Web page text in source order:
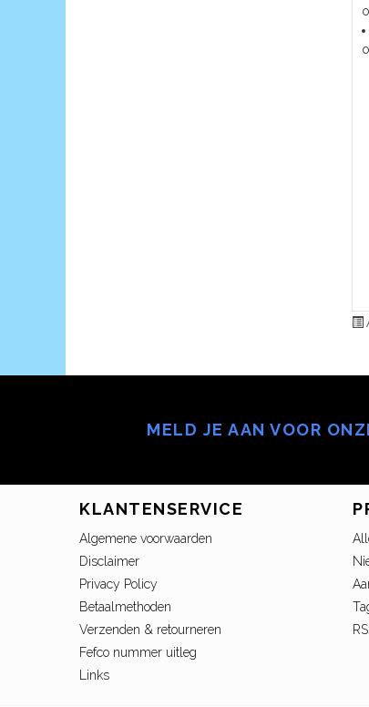
MELD JE AAN VOOR
KLANTENSERVICE
Algemene voorwaarden
Disclaimer
Privacy Policy
Betaalmethoden
Verzenden & retourneren
Fefco nummer uitleg
Links